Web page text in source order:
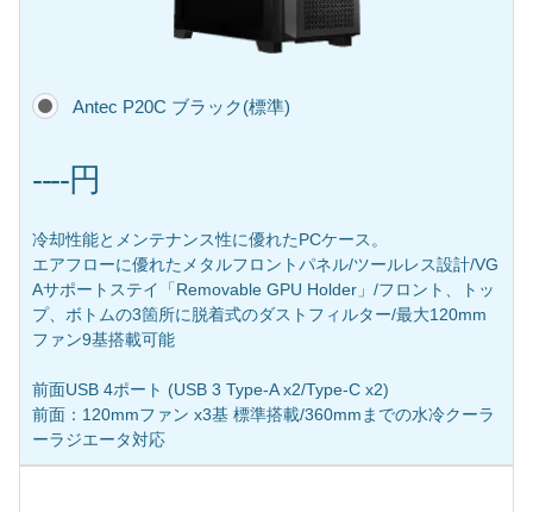
Antec P20C ブラック(標準)
----円
冷却性能とメンテナンス性に優れたPCケース。
エアフローに優れたメタルフロントパネル/ツールレス設計/VG
Aサポートステイ「Removable GPU Holder」/フロント、トッ
プ、ボトムの3箇所に脱着式のダストフィルター/最大120mm
ファン9基搭載可能
前面USB 4ポート (USB 3 Type-A x2/Type-C x2)
前面：120mmファン x3基 標準搭載/360mmまでの水冷クーラ
ーラジエータ対応